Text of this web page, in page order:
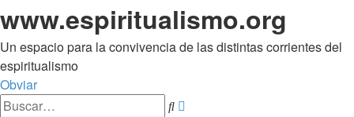
www.espiritualismo.org
Un espacio para la convivencia de las distintas corrientes del
espiritualismo
Obviar
Buscar